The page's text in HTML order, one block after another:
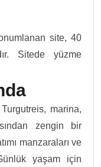
site, 40
Sitede yüzme
marina,
zengin bir
manzaraları ve
yaşam için